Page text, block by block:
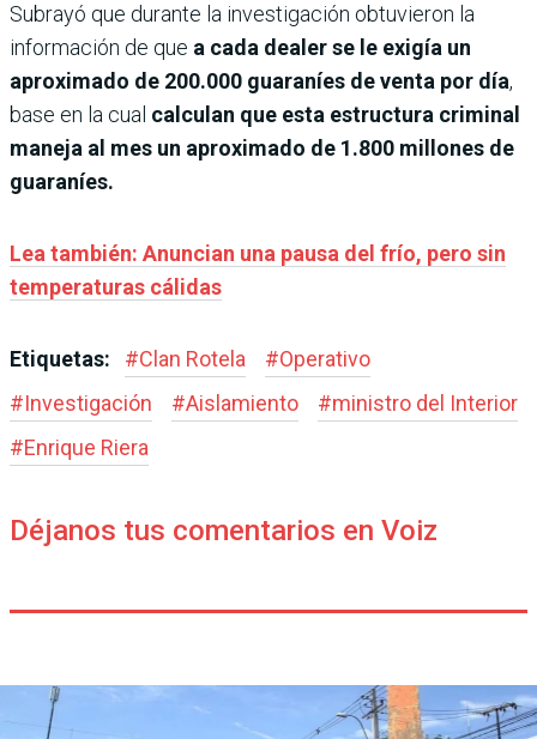
Subrayó que durante la investigación obtuvieron la
información de que a cada dealer se le exigía un
aproximado de 200.000 guaraníes de venta por día,
base en la cual calculan que esta estructura criminal
maneja al mes un aproximado de 1.800 millones de
guaraníes.
Lea también: Anuncian una pausa del frío, pero sin
temperaturas cálidas
Etiquetas: #Clan Rotela #Operativo
#Investigación #Aislamiento #ministro del Interior
#Enrique Riera
Déjanos tus comentarios en Voiz